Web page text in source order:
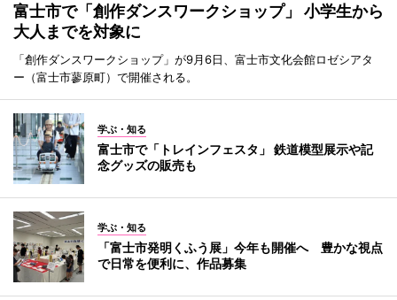
富士市で「創作ダンスワークショップ」 小学生から
大人までを対象に
「創作ダンスワークショップ」が9月6日、富士市文化会館ロゼシアタ
ー（富士市蓼原町）で開催される。
学ぶ・知る
富士市で「トレインフェスタ」 鉄道模型展示や記
念グッズの販売も
学ぶ・知る
「富士市発明くふう展」今年も開催へ 豊かな視点
で日常を便利に、作品募集